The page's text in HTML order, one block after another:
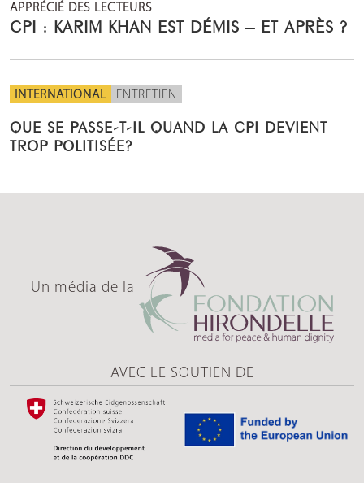
APPRÉCIÉ DES LECTEURS
CPI : KARIM KHAN EST DÉMIS – ET APRÈS ?
INTERNATIONAL ENTRETIEN
QUE SE PASSE-T-IL QUAND LA CPI DEVIENT
TROP POLITISÉE?
Un média de la
AVEC LE SOUTIEN DE